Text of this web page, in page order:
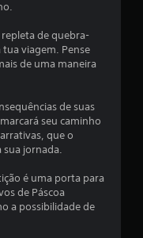
repleta de quebra-
tua viagem. Pense
de uma maneira
de suas
seu caminho
que o
sua jornada.
é uma porta para
de Páscoa
a possibilidade de